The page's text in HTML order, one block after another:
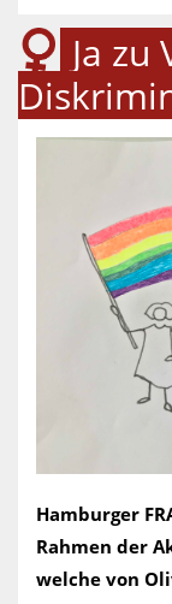
Ja zu
Hamburger
Rahmen der
welche von